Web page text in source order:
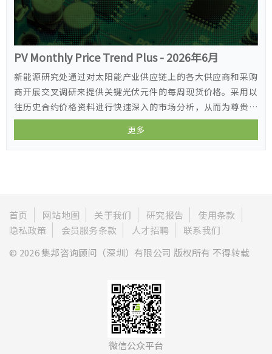
PV Monthly Price Trend Plus - 2026年6月
新能源研究处通过对太阳能产业供应链上的各大供应商和采购
商开展交叉调研来提供关键光伏元件的每周现货价格。采用以
往历史合约价格资料进行快速深入的市场分析，从而为尊贵的
客户提供价格趋势和市场情报。
更多
首页 网站地图 关于我们 研究报告
使用条款
隐私政策
会员服务条款 人才招聘
联系我们
© 2026 集邦咨询顾问（深圳）有限公司 版权所有 不得转载
微信公众平台